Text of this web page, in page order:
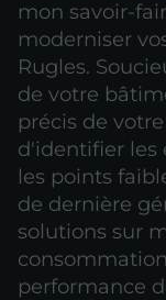
mon savoir-
moderniser
Rugles.
de votre
précis de
d'identifier les
les points
de dernière
solutions sur
performance